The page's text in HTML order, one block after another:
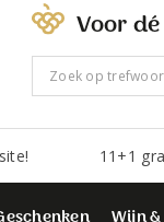
Voor
11+1
Wijn &